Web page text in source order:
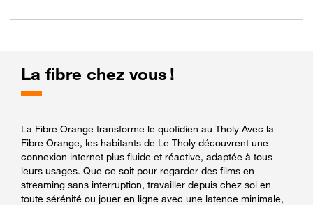
La fibre chez vous !
La Fibre Orange transforme le quotidien au Tholy Avec la
Fibre Orange, les habitants de Le Tholy découvrent une
connexion internet plus fluide et réactive, adaptée à tous
leurs usages. Que ce soit pour regarder des films en
streaming sans interruption, travailler depuis chez soi en
toute sérénité ou jouer en ligne avec une latence minimale,